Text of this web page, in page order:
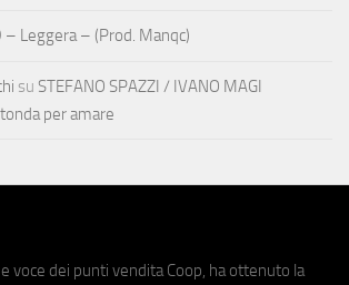
– Leggera – (Prod. Manqc)
su STEFANO SPAZZI / IVANO MAGI
per amare
voce dei punti vendita Coop, ha ottenuto la